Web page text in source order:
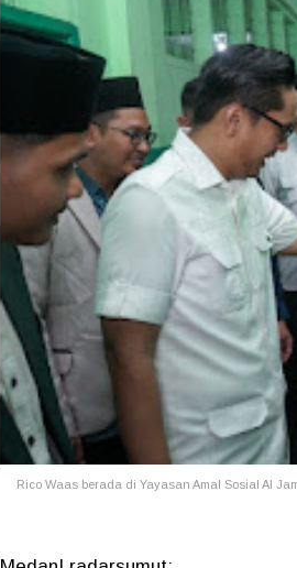
Rico Waas berada di Yayasan Amal Sosial Al